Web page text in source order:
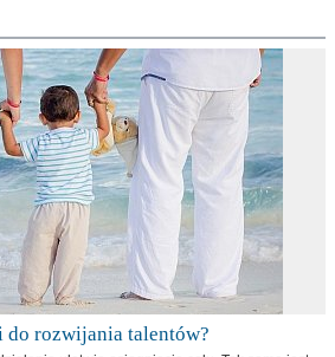
do rozwijania talentów?